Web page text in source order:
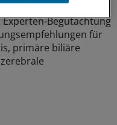
bildeten
Begutachtung
für
primäre biliäre